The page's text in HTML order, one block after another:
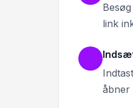
Besøg
link
åbner